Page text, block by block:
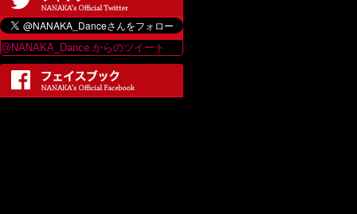
@NANAKA_Dance からのツイート